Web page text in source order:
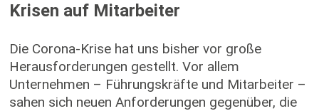
Krisen auf Mitarbeiter
Die Corona-Krise hat uns bisher vor große
Herausforderungen gestellt. Vor allem
Unternehmen – Führungskräfte und Mitarbeiter –
sahen sich neuen Anforderungen gegenüber, die